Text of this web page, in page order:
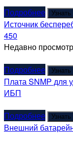
Подробнее
Узнать
Источник
450
Недавно
Подробнее
Узнать
Плата SNMP для
ИБП
Подробнее
Узнать
Внешний